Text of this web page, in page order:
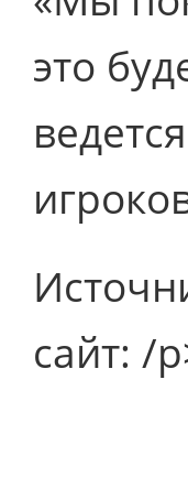
это
сайт: /